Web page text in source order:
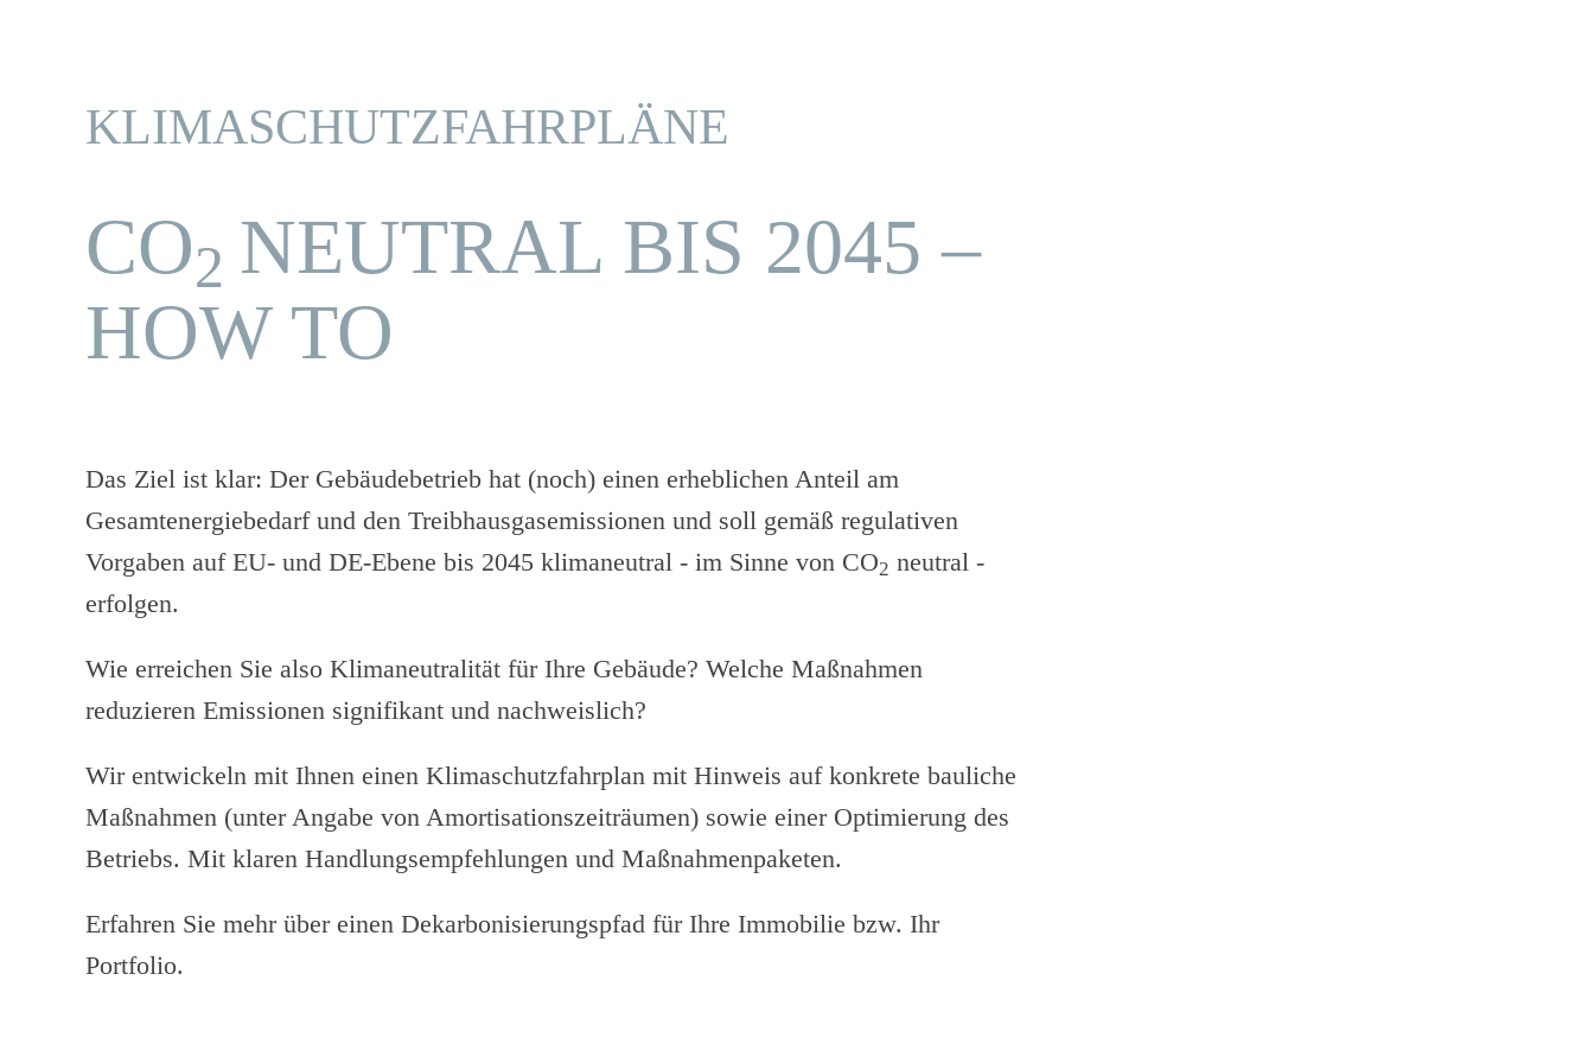
KLIMASCHUTZFAHRPLÄNE
CO2 NEUTRAL BIS 2045 –
HOW TO
Das Ziel ist klar: Der Gebäudebetrieb hat (noch) einen erheblichen Anteil am
Gesamtenergiebedarf und den Treibhausgasemissionen und soll gemäß regulativen
Vorgaben auf EU- und DE-Ebene bis 2045 klimaneutral - im Sinne von CO2 neutral -
erfolgen.
Wie erreichen Sie also Klimaneutralität für Ihre Gebäude? Welche Maßnahmen
reduzieren Emissionen signifikant und nachweislich?
Wir entwickeln mit Ihnen einen Klimaschutzfahrplan mit Hinweis auf konkrete bauliche
Maßnahmen (unter Angabe von Amortisationszeiträumen) sowie einer Optimierung des
Betriebs. Mit klaren Handlungsempfehlungen und Maßnahmenpaketen.
Erfahren Sie mehr über einen Dekarbonisierungspfad für Ihre Immobilie bzw. Ihr
Portfolio.